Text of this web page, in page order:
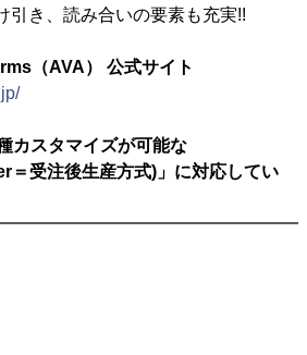
引き、読み合いの要素も充実!!
（AVA） 公式サイト
カスタマイズが可能な
＝受注後生産方式)」に対応してい